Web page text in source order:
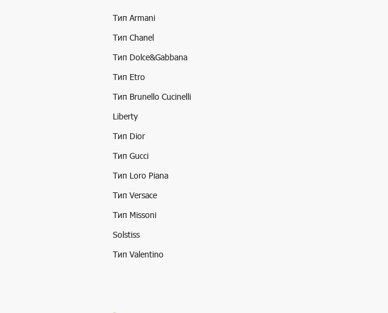
Тип Armani
Тип Chanel
Тип Dolce&Gabbana
Тип Etro
Тип Brunello Cucinelli
Liberty
Тип Dior
Тип Gucci
Тип Loro Piana
Тип Versace
Тип Missoni
Solstiss
Тип Valentino